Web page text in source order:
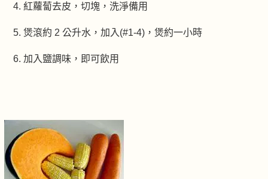
紅蘿蔔去皮，切塊，洗淨備用
煲滾約 2 公升水，加入(#1-4)，煲約一小時
加入鹽調味，即可飲用